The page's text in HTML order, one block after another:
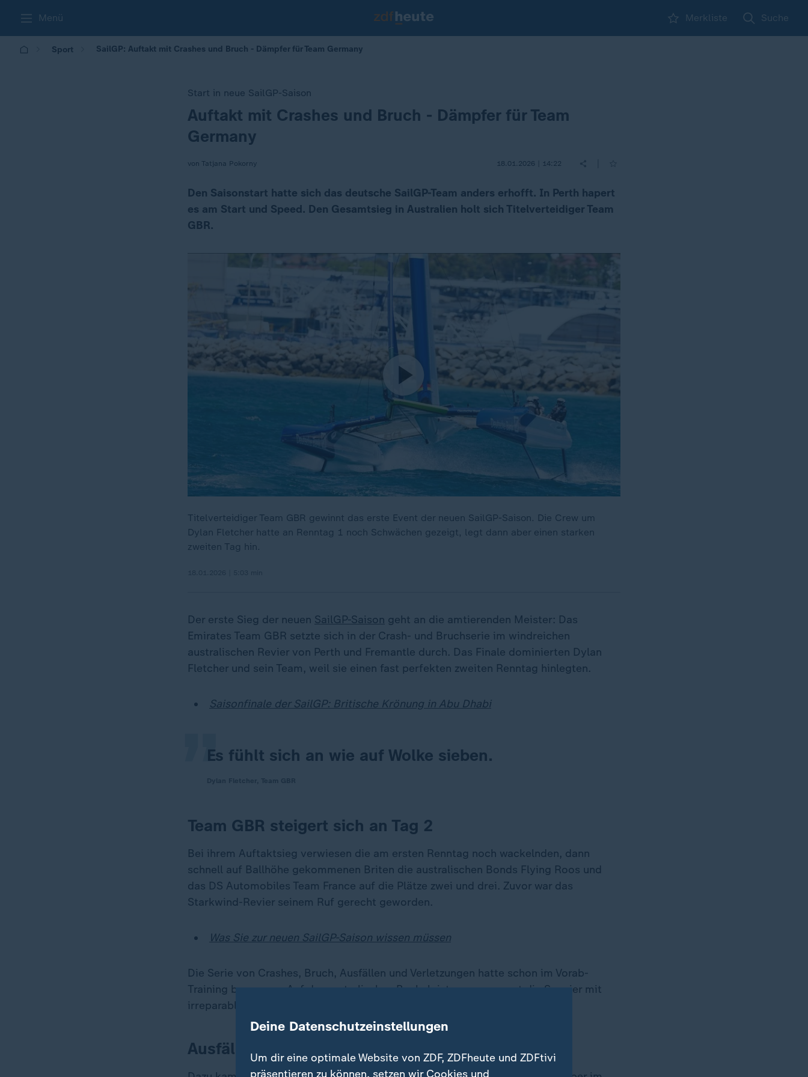
Menü Merkliste Suche
Sport SailGP: Auftakt mit Crashes und Bruch - Dämpfer für Team Germany
Start in neue SailGP-Saison
:
Auftakt mit Crashes und Bruch - Dämpfer für Team
Germany
von Tatjana Pokorny 18.01.2026 | 14:22
Den Saisonstart hatte sich das deutsche SailGP-Team anders erhofft. In Perth hapert
es am Start und Speed. Den Gesamtsieg in Australien holt sich Titelverteidiger Team
GBR.
Titelverteidiger Team GBR gewinnt das erste Event der neuen SailGP-Saison. Die Crew um
Dylan Fletcher hatte an Renntag 1 noch Schwächen gezeigt, legt dann aber einen starken
zweiten Tag hin.
Der erste Sieg der neuen SailGP-Saison geht an die amtierenden Meister: Das
Emirates Team GBR setzte sich in der Crash- und Bruchserie im windreichen
australischen Revier von Perth und Fremantle durch. Das Finale dominierten Dylan
Fletcher und sein Team, weil sie einen fast perfekten zweiten Renntag hinlegten.
Saisonfinale der SailGP: Britische Krönung in Abu Dhabi
Es fühlt sich an wie auf Wolke sieben.
„
Team GBR steigert sich an Tag 2
Bei ihrem Auftaktsieg verwiesen die am ersten Renntag noch wackelnden, dann
schnell auf Ballhöhe gekommenen Briten die australischen Bonds Flying Roos und
das DS Automobiles Team France auf die Plätze zwei und drei. Zuvor war das
Starkwind-Revier seinem Ruf gerecht geworden.
Was Sie zur neuen SailGP-Saison wissen müssen
Die Serie von Crashes, Bruch, Ausfällen und Verletzungen hatte schon im Vorab-
Training begonnen. Auf der australischen Buckelpiste waren zuerst die Spanier mit
irreparablem Bruch ausgeschieden, konnten erst gar nicht antreten.
Ausfälle und Verletzungen
Deine Datenschutzeinstellungen
Um dir eine optimale Website von ZDF, ZDFheute und ZDFtivi
präsentieren zu können, setzen wir Cookies und